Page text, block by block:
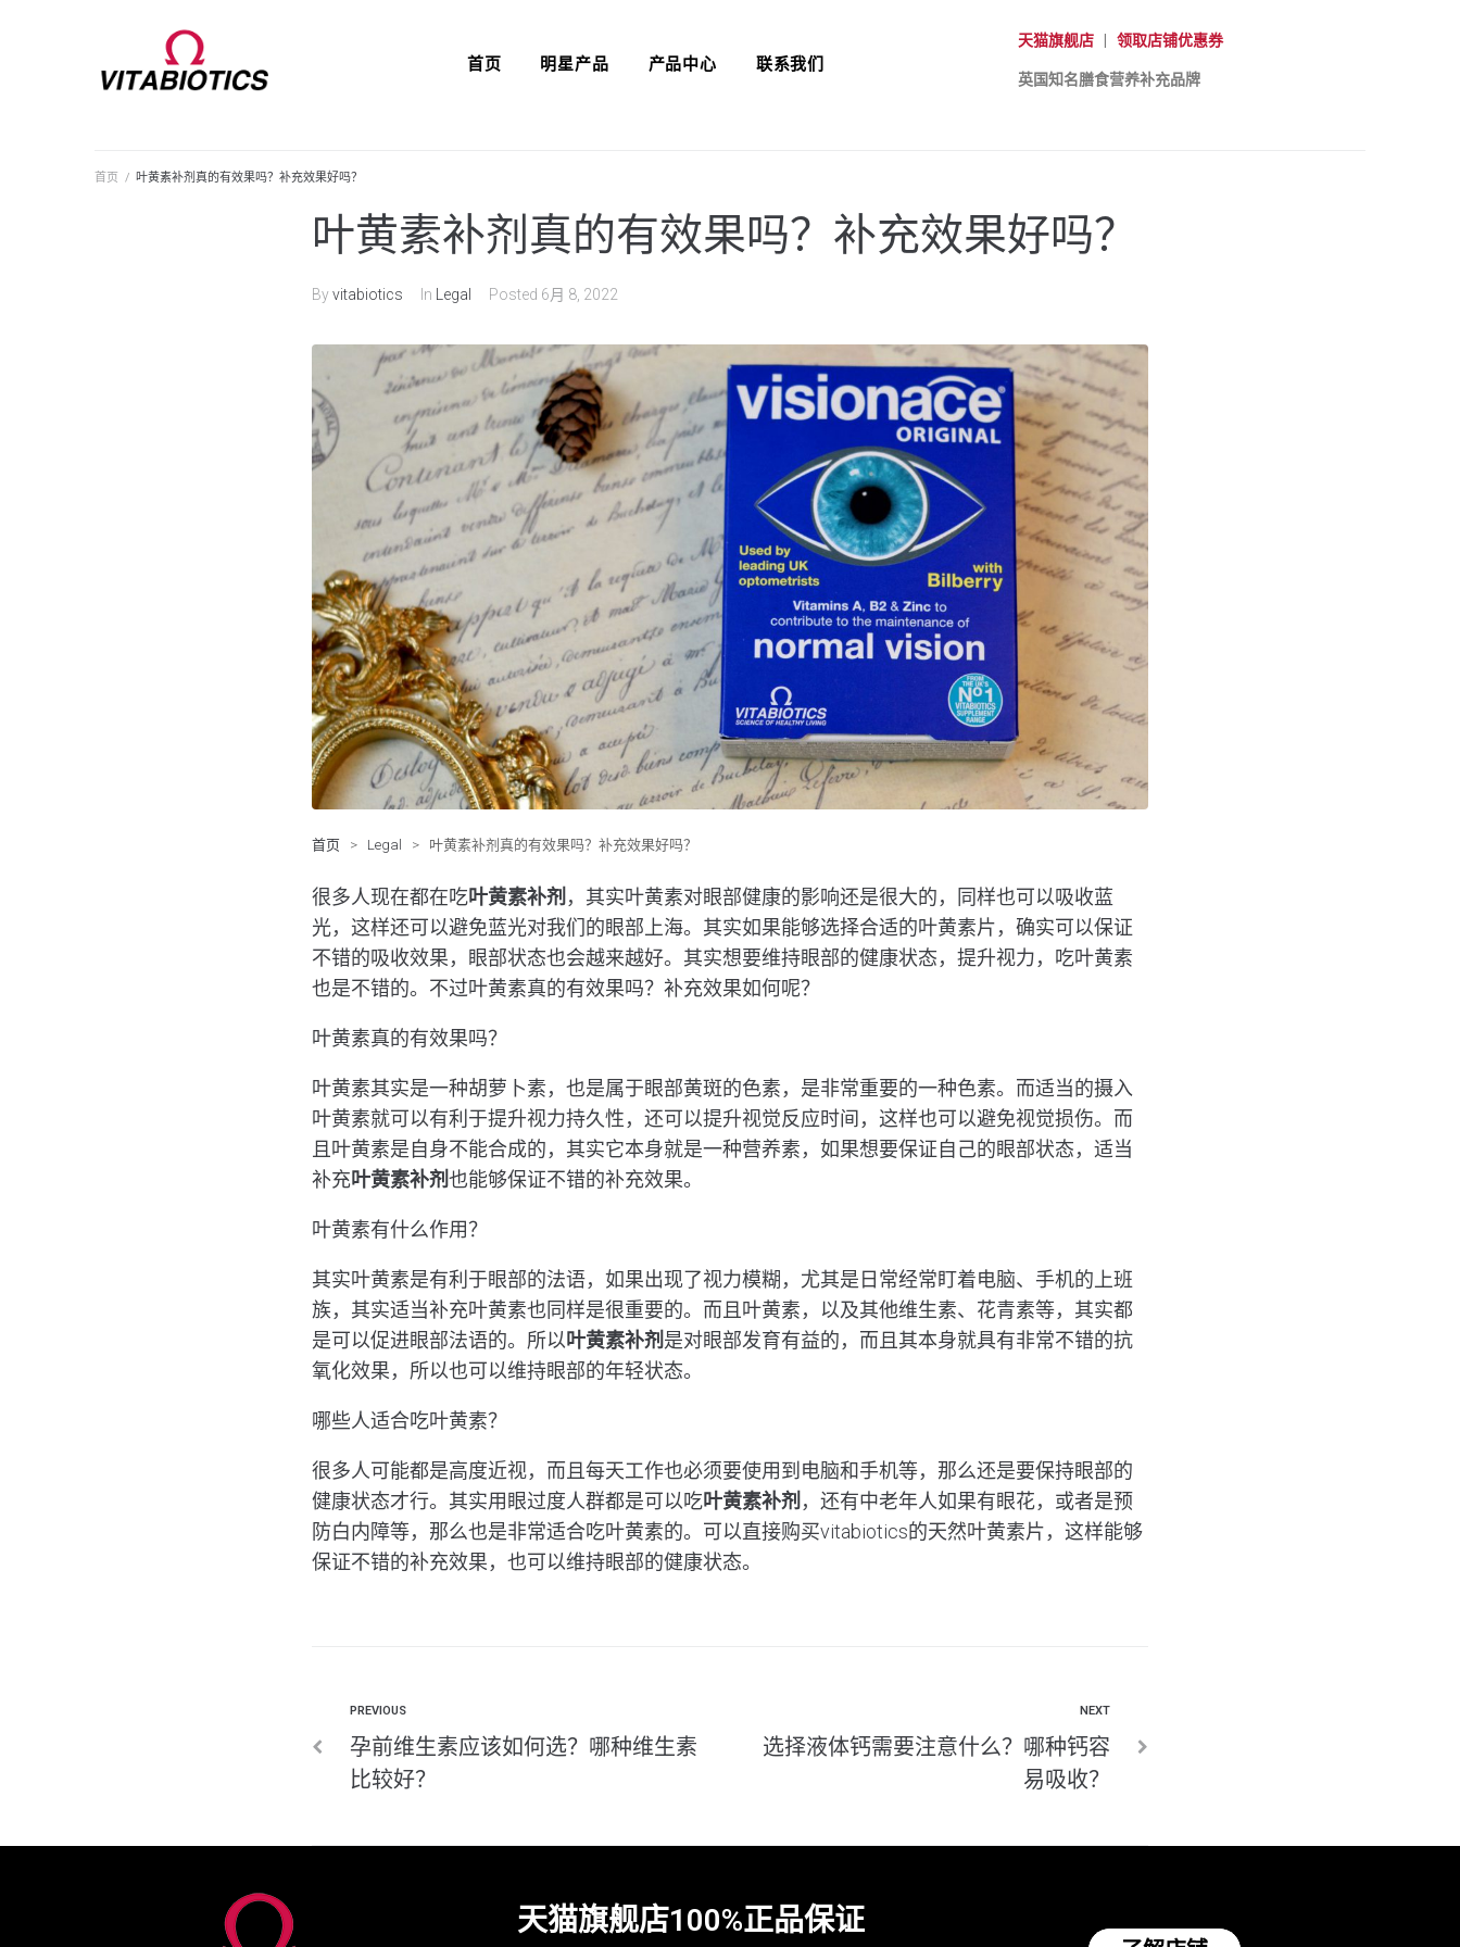
首页 明星产品 产品中心 联系我们
天猫旗舰店| 领取店铺优惠券
英国知名膳食营养补充品牌
首页 / 叶黄素补剂真的有效果吗？补充效果好吗？
叶黄素补剂真的有效果吗？补充效果好吗？
Byvitabiotics In Legal Posted 6月 8, 2022
首页 > Legal > 叶黄素补剂真的有效果吗？补充效果好吗？
很多人现在都在吃叶黄素补剂 ，其实叶黄素对眼部健康的影响还是很大的，同样也可以吸收蓝
光，这样还可以避免蓝光对我们的眼部上海。其实如果能够选择合适的叶黄素片，确实可以保证
不错的吸收效果，眼部状态也会越来越好。其实想要维持眼部的健康状态，提升视力，吃叶黄素
也是不错的。不过叶黄素真的有效果吗？补充效果如何呢？
叶黄素真的有效果吗？
叶黄素其实是一种胡萝卜素，也是属于眼部黄斑的色素，是非常重要的一种色素。而适当的摄入
叶黄素就可以有利于提升视力持久性，还可以提升视觉反应时间，这样也可以避免视觉损伤。而
且叶黄素是自身不能合成的，其实它本身就是一种营养素，如果想要保证自己的眼部状态，适当
补充叶黄素补剂也能够保证不错的补充效果。
叶黄素有什么作用？
其实叶黄素是有利于眼部的法语，如果出现了视力模糊，尤其是日常经常盯着电脑、手机的上班
族，其实适当补充叶黄素也同样是很重要的。而且叶黄素，以及其他维生素、花青素等，其实都
是可以促进眼部法语的。所以叶黄素补剂 是对眼部发育有益的，而且其本身就具有非常不错的抗
氧化效果，所以也可以维持眼部的年轻状态。
哪些人适合吃叶黄素？
很多人可能都是高度近视，而且每天工作也必须要使用到电脑和手机等，那么还是要保持眼部的
健康状态才行。其实用眼过度人群都是可以吃叶黄素补剂 ，还有中老年人如果有眼花，或者是预
防白内障等，那么也是非常适合吃叶黄素的。可以直接购买vitabiotics的天然叶黄素片，这样能够
保证不错的补充效果，也可以维持眼部的健康状态。
PREVIOUS
孕前维生素应该如何选？哪种维生素
比较好？
NEXT
选择液体钙需要注意什么？哪种钙容
易吸收？
天猫旗舰店100%正品保证